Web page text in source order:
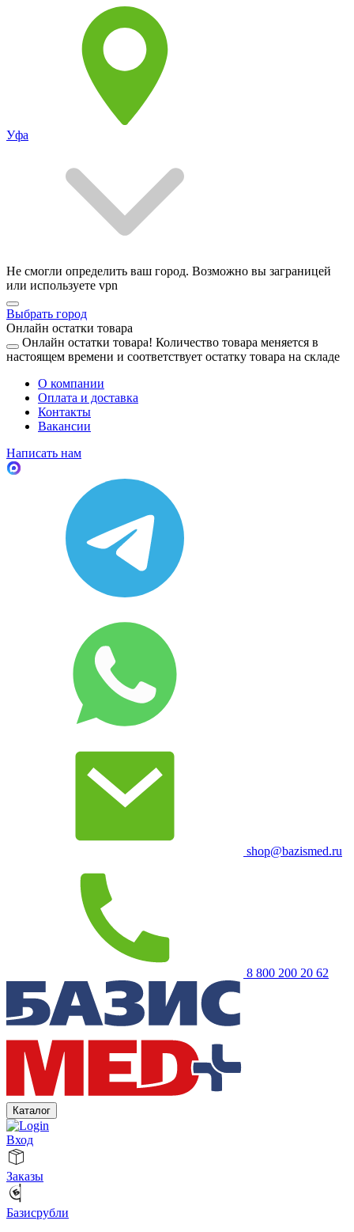
Уфа
Не смогли определить ваш город. Возможно вы заграницей
или используете vpn
Выбрать город
Онлайн остатки товара
Онлайн остатки товара! Количество товара меняется в
настоящем времени и соответствует остатку товара на складе
О компании
Оплата и доставка
Контакты
Вакансии
Написать нам
shop@bazismed.ru
8 800 200 20 62
Каталог
Вход
Заказы
Базисрубли